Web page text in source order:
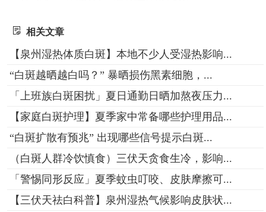
相关文章
【泉州湿热体质白斑】本地不少人受湿热影响...
“白斑越晒越白吗？” 暴晒损伤黑素细胞，...
「上班族白斑困扰」夏日通勤日晒加熬夜压力...
【家庭白斑护理】夏季家中常备哪些护理用品...
“白斑扩散有预兆” 出现哪些信号提示白斑...
（白斑人群冷饮慎食）三伏天贪食生冷，影响...
「警惕同形反应」夏季蚊虫叮咬、皮肤摩擦可...
【三伏天祛白科普】泉州湿热气候影响皮肤状...